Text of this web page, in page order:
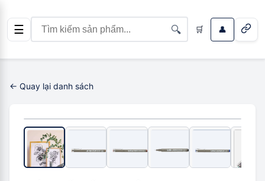
☰ 🔍 🛒 👤
← Quay lại danh sách
-1.320 ₫(4%)